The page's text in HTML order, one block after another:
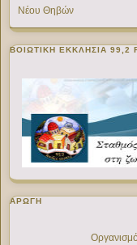
Νέου Θηβών
ΒΟΙΩΤΙΚΉ ΕΚΚΛΗΣΊΑ 99,2
ΑΡΩΓΗ